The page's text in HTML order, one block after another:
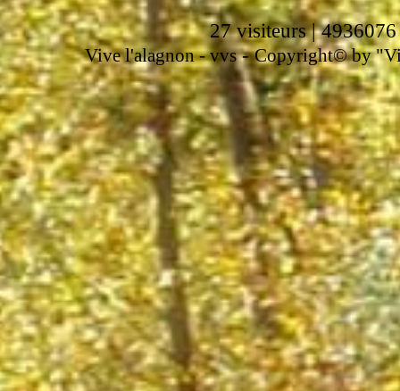
27 visiteurs | 4936076
Vive l'alagnon -vvs-Copyright© by